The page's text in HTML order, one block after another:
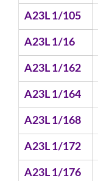
A23L 1/105
A23L 1/16
A23L 1/162
A23L 1/164
A23L 1/168
A23L 1/172
A23L 1/176